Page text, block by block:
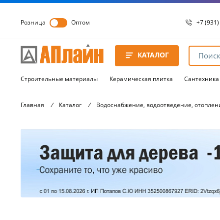
Розница Оптом +7
8 8172
8 8172
КАТАЛОГ
Строительные материалы Керамическая плитка Сантехника
Главная / Каталог / Водоснабжение, водоотведение,